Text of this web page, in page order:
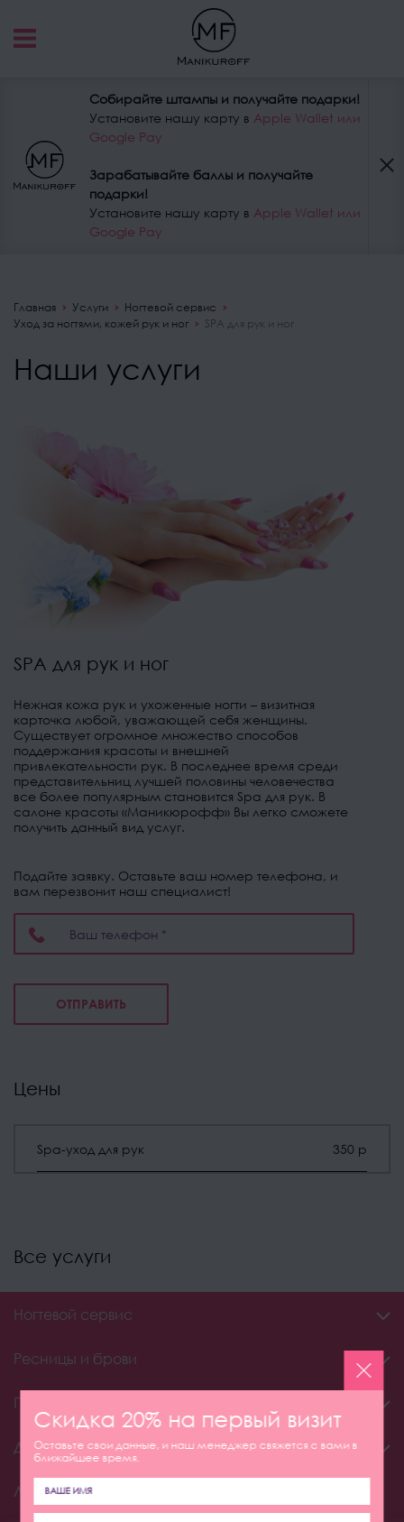
Собирайте штампы и получайте подарки!
Установите нашу карту в Apple Wallet или
Google Pay
Зарабатывайте баллы и получайте
подарки!
Установите нашу карту в Apple Wallet или
Google Pay
Главная Услуги
Ногтевой сервис
Уход за ногтями, кожей рук и ног
SPA для рук и ног
Наши услуги
SPA для рук и ног
Нежная кожа рук и ухоженные ногти – визитная
карточка любой, уважающей себя женщины.
Существует огромное множество способов
поддержания красоты и внешней
привлекательности рук. В последнее время среди
представительниц лучшей половины человечества
все более популярным становится Spa для рук. В
салоне красоты «Маникюрофф» Вы легко сможете
получить данный вид услуг.
Подайте заявку. Оставьте ваш номер телефона, и
вам перезвонит наш специалист!
ОТПРАВИТЬ
Цены
Spa-уход для рук 350 р
Все услуги
Ногтевой сервис
Ресницы и брови
Парикмахерские услуги
Депиляция
Лазерная эпиляция
Скидка 20% на первый визит
Оставьте свои данные, и наш менеджер свяжется с вами в
ближайшее время.